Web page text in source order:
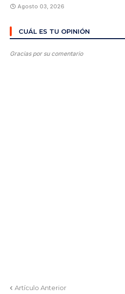
Agosto 03, 2026
CUÁL ES TU OPINIÓN
Gracias por su comentario
Artículo Anterior